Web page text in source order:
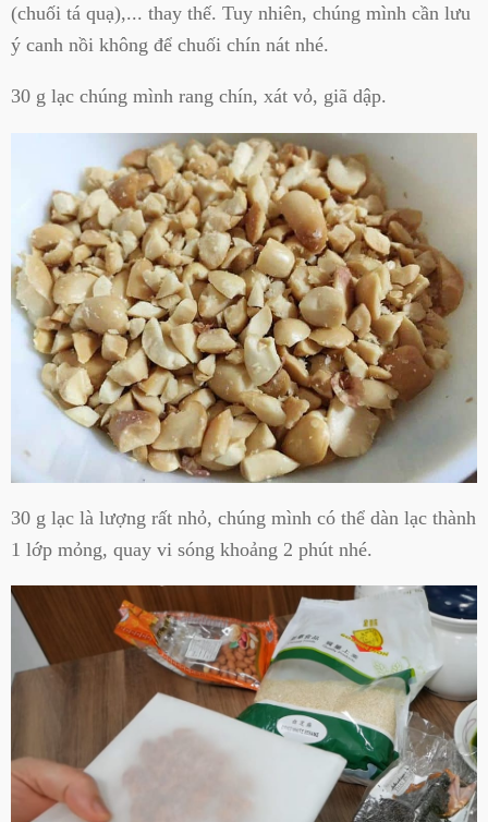
(chuối tá quạ),... thay thế. Tuy nhiên, chúng mình cần lưu
ý canh nồi không để chuối chín nát nhé.
30 g lạc chúng mình rang chín, xát vỏ, giã dập.
30 g lạc là lượng rất nhỏ, chúng mình có thể dàn lạc thành
1 lớp mỏng, quay vi sóng khoảng 2 phút nhé.